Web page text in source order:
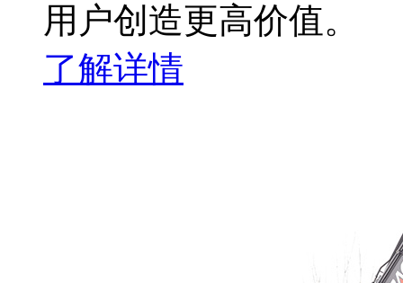
用户创造更高价值。
了解详情